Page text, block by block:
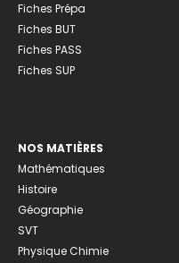
Fiches Prépa
Fiches BUT
Fiches PASS
Fiches SUP
NOS MATIÈRES
Mathématiques
Histoire
Géographie
SVT
Physique Chimie